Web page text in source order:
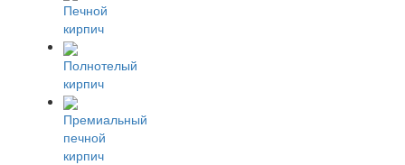
Печной
кирпич
Полнотелый
кирпич
Премиальный
печной
кирпич